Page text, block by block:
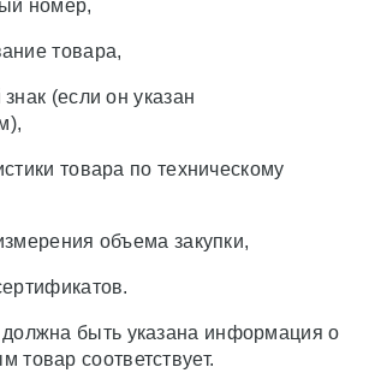
номер,
товара,
(если он указан
товара по техническому
объема закупки,
должна быть указана информация о
товар соответствует.